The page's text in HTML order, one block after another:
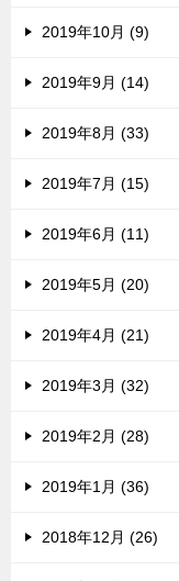
2019年10月 (9)
2019年9月 (14)
2019年8月 (33)
2019年7月 (15)
2019年6月 (11)
2019年5月 (20)
2019年4月 (21)
2019年3月 (32)
2019年2月 (28)
2019年1月 (36)
2018年12月 (26)